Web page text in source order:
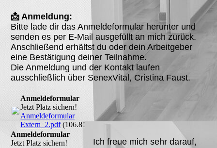
📩 Anmeldung:
Bitte lade dir das Anmeldeformular herunter und
senden es per E-Mail ausgefüllt an mich zurück.
Anschließend erhältst du oder dein Arbeitgeber
eine Bestätigung deiner Teilnahme.
Die Anmeldung und der Kontakt laufen
ausschließlich über SenexVital, Cristina Faust.
Anmeldeformular
Jetzt Platz sichern!
Anmeldeformular
Extern_2.pdf(106.85KB)
Anmeldeformular
Jetzt Platz sichern!
Ich freue mich sehr darauf,